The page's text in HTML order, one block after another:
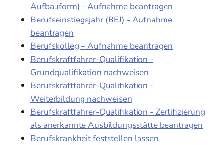
Aufbauform) - Aufnahme beantragen
Berufseinstiegsjahr (BEJ) - Aufnahme
beantragen
Berufskolleg – Aufnahme beantragen
Berufskraftfahrer-Qualifikation -
Grundqualifikation nachweisen
Berufskraftfahrer-Qualifikation -
Weiterbildung nachweisen
Berufskraftfahrer-Qualifikation - Zertifizierung
als anerkannte Ausbildungsstätte beantragen
Berufskrankheit feststellen lassen